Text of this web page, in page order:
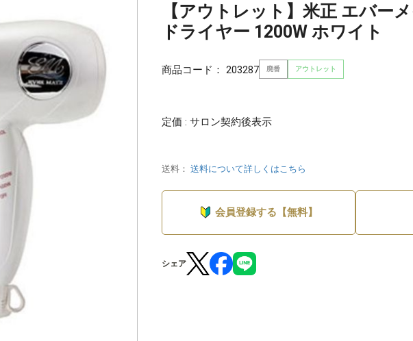
【アウトレット】米正 エバー
ドライヤー 1200W ホワイト
商品コード： 203287 廃番 アウトレット
定価 : サロン契約後表示
送料： 送料について詳しくはこちら
会員登録する【無料】
シェア